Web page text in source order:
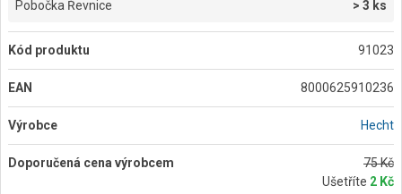
Pobočka Řevnice > 3 ks
Kód produktu 91023
EAN 8000625910236
Výrobce Hecht
Doporučená cena výrobcem
75 Kč
Ušetříte 2 Kč